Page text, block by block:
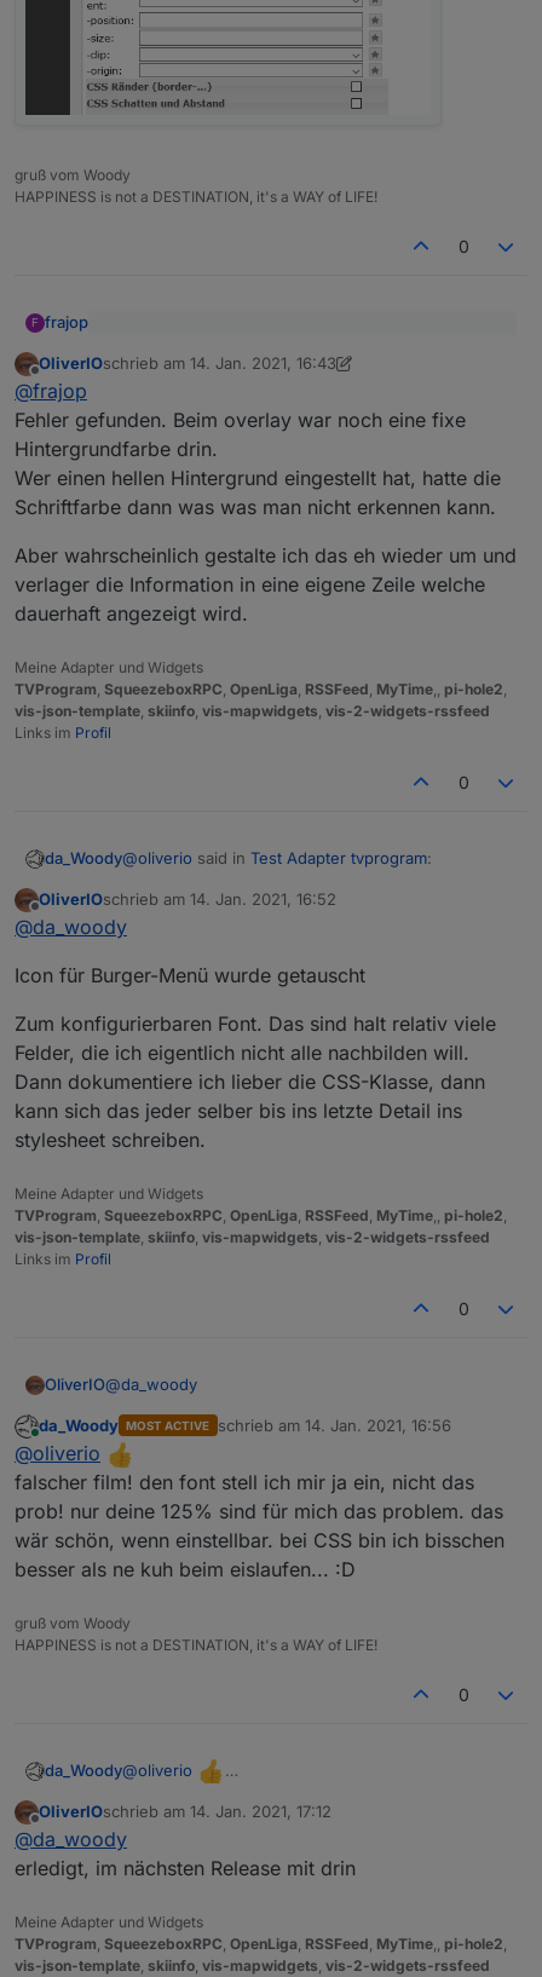
gruß vom Woody
HAPPINESS is not a DESTINATION, it's a WAY of LIFE!
0
F frajop
rechts) die Einblendung vom Datum. Und bei mir in
Offline
OliverIOschrieb am 14. Jan. 2021, 16:43
zuletzt editiert von OliverIO
@frajop
Fehler gefunden. Beim overlay war noch eine fixe
Hintergrundfarbe drin.
Wer einen hellen Hintergrund eingestellt hat, hatte die
Schriftfarbe dann was was man nicht erkennen kann.
Aber wahrscheinlich gestalte ich das eh wieder um und
verlager die Information in eine eigene Zeile welche
dauerhaft angezeigt wird.
Meine Adapter und Widgets
TVProgram, SqueezeboxRPC, OpenLiga, RSSFeed, MyTime,, pi-hole2,
vis-json-template, skiinfo, vis-mapwidgets, vis-2-widgets-rssfeed
Links im Profil
0
da_Woody@oliverio said in Test Adapter tvprogram:
ich glaub, die AW kannst du dir selbst geben! ;)
durch die möglichkeit verschiedener schriftarten,
siehts dann oft anders aus wenn das fix ist. mit
Jura-Demi... und fett siehts schon angenehmer aus.
Offline
OliverIOschrieb am 14. Jan. 2021, 16:52
zuletzt editiert von
@da_woody
Icon für Burger-Menü wurde getauscht
Zum konfigurierbaren Font. Das sind halt relativ viele
Felder, die ich eigentlich nicht alle nachbilden will.
Dann dokumentiere ich lieber die CSS-Klasse, dann
kann sich das jeder selber bis ins letzte Detail ins
stylesheet schreiben.
Meine Adapter und Widgets
TVProgram SqueezeboxRPC OpenLiga RSSFeed MyTime pi-hole2
vis-json-template skiinfo vis-mapwidgets vis-2-widgets-rssfeed
Links im Profil
0
OliverIO@da_woody
Icon für Burger-Menü wurde getauscht
Zum konfigurierbaren Font. Das sind halt relativ viele
Felder, die ich eigentlich nicht alle nachbilden will.
Dann dokumentiere ich lieber die CSS-Klasse, dann
kann sich das jeder selber bis ins letzte Detail ins
stylesheet schreiben.
Online
da_Woody MOST ACTIVE schrieb am 14. Jan. 2021, 16:56
zuletzt editiert von
@oliverio
falscher film! den font stell ich mir ja ein, nicht das
prob! nur deine 125% sind für mich das problem. das
wär schön, wenn einstellbar. bei CSS bin ich bisschen
besser als ne kuh beim eislaufen... :D
gruß vom Woody
HAPPINESS is not a DESTINATION, it's a WAY of LIFE!
0
da_Woody@oliverio
prob! nur deine 125% sind für mich das problem.
das wär schön, wenn einstellbar. bei CSS bin ich
bisschen besser als ne kuh beim eislaufen... :D
Offline
OliverIOschrieb am 14. Jan. 2021, 17:12
zuletzt editiert von
@da_woody
erledigt, im nächsten Release mit drin
Meine Adapter und Widgets
TVProgram, SqueezeboxRPC, OpenLiga, RSSFeed, MyTime,, pi-hole2,
vis-json-template, skiinfo, vis-mapwidgets, vis-2-widgets-rssfeed